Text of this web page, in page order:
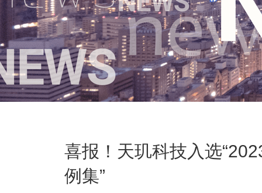
喜报！天玑科技入选
例集”